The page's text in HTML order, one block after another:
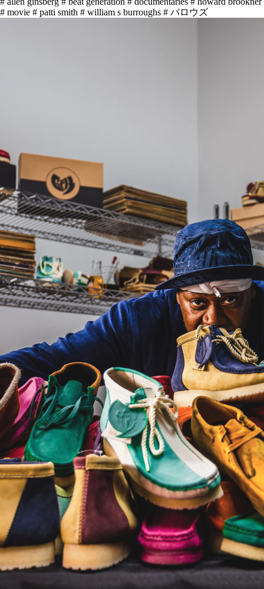
# movie # patti smith # william s burroughs # バロウズ